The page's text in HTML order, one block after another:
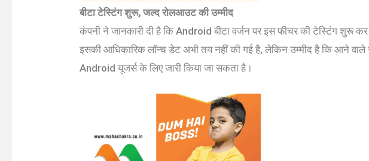
बीटा टेस्टिंग शुरू, जल्द रोलआउट की उम्मीद
कंपनी ने जानकारी दी है कि Android बीटा वर्जन पर इस फीचर की टेस्टिंग शुरू कर
इसकी आधिकारिक लॉन्च डेट अभी तय नहीं की गई है, लेकिन उम्मीद है कि आने
Android यूजर्स के लिए जारी किया जा सकता है।